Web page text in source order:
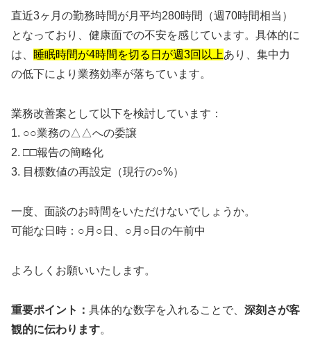
直近3ヶ月の勤務時間が月平均280時間（週70時間相当）
となっており、健康面での不安を感じています。具体的に
は、 睡眠時間が4時間を切る日が週3回以上あり、集中力
の低下により業務効率が落ちています。
業務改善案として以下を検討しています：
1. ○○業務の△△への委譲
2. □□報告の簡略化
3. 目標数値の再設定（現行の○%）
一度、面談のお時間をいただけないでしょうか。
可能な日時：○月○日、○月○日の午前中
よろしくお願いいたします。
重要ポイント： 具体的な数字を入れることで、 深刻さが客
観的に伝わります。